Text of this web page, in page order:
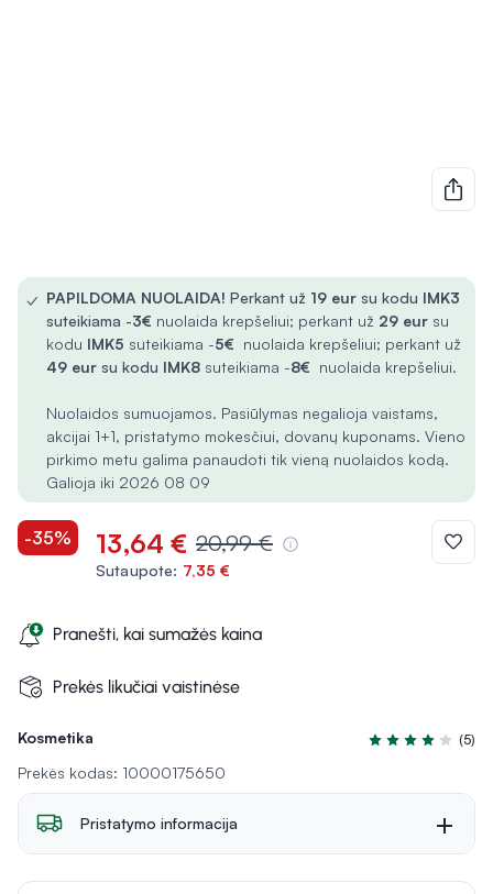
Kosmetika
Įvertinimas 4.2
(5)
Prekės kodas: 10000175650
✓ PAPILDOMA NUOLAIDA! Perkant už 19 eur su kodu IMK3
suteikiama -3€ nuolaida krepšeliui; perkant už 29 eur su
kodu IMK5 suteikiama -5€ nuolaida krepšeliui; perkant už
49 eur su kodu IMK8 suteikiama -8€ nuolaida krepšeliui.
Nuolaidos sumuojamos. Pasiūlymas negalioja vaistams,
akcijai 1+1, pristatymo mokesčiui, dovanų kuponams. Vieno
pirkimo metu galima panaudoti tik vieną nuolaidos kodą.
Galioja iki 2026 08 09
-35% 13,64 € 20,99 €
Sutaupote: 7,35 €
Pranešti, kai sumažės kaina
Prekės likučiai vaistinėse
Pristatymo informacija